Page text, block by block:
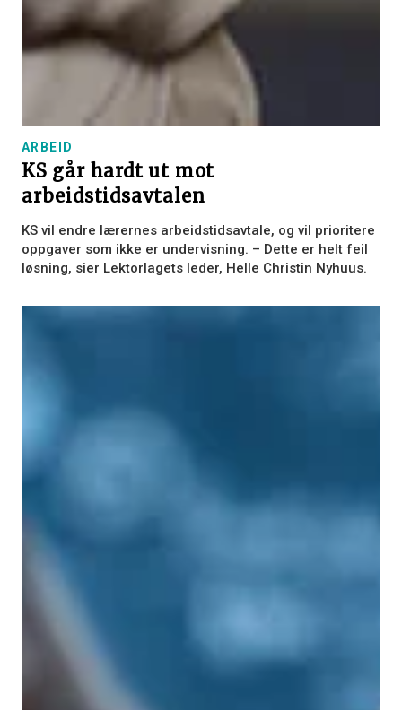
ARBEID
KS går hardt ut mot
arbeidstidsavtalen
KS vil endre lærernes arbeidstidsavtale, og vil prioritere
oppgaver som ikke er undervisning. – Dette er helt feil
løsning, sier Lektorlagets leder, Helle Christin Nyhuus.